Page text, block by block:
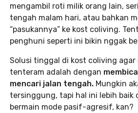
mengambil roti milik orang lain,
tengah malam hari, atau bahkan
“pasukannya” ke kost coliving.
penghuni seperti ini bikin nggak
Solusi tinggal di kost coliving agar
tenteram adalah dengan
mencari jalan tengah. Mungkin
tersinggung, tapi hal ini lebih baik
bermain mode pasif-agresif, kan?